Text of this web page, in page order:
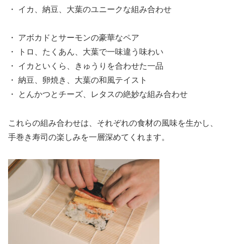
・ イカ、納豆、大葉のユニークな組み合わせ
・ アボカドとサーモンの豪華なペア
・ トロ、たくあん、大葉で一味違う味わい
・ イカといくら、きゅうりを合わせた一品
・ 納豆、卵焼き、大葉の和風テイスト
・ とんかつとチーズ、レタスの絶妙な組み合わせ
これらの組み合わせは、それぞれの食材の風味を生かし、
手巻き寿司の楽しみを一層深めてくれます。